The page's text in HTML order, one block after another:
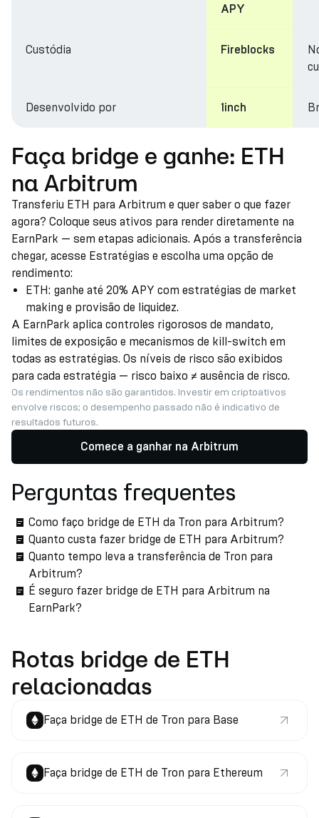
APY
Custódia Fireblocks
Desenvolvido por 1inch
Faça bridge e ganhe: ETH
na Arbitrum
Transferiu ETH para Arbitrum e quer saber o que fazer
agora? Coloque seus ativos para render diretamente na
EarnPark — sem etapas adicionais. Após a transferência
chegar, acesse Estratégias e escolha uma opção de
rendimento:
ETH: ganhe até 20% APY com estratégias de market
making e provisão de liquidez.
A EarnPark aplica controles rigorosos de mandato,
limites de exposição e mecanismos de kill-switch em
todas as estratégias. Os níveis de risco são exibidos
para cada estratégia — risco baixo ≠ ausência de risco.
Os rendimentos não são garantidos. Investir em criptoativos
envolve riscos; o desempenho passado não é indicativo de
resultados futuros.
Comece a ganhar na Arbitrum
Perguntas frequentes
Como faço bridge de ETH da Tron para Arbitrum?
Quanto custa fazer bridge de ETH para Arbitrum?
Quanto tempo leva a transferência de Tron para
Arbitrum?
É seguro fazer bridge de ETH para Arbitrum na
EarnPark?
Rotas bridge de ETH
relacionadas
Faça bridge de ETH de Tron para Base
Faça bridge de ETH de Tron para Ethereum